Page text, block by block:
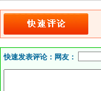
快速发表评论： 网友：